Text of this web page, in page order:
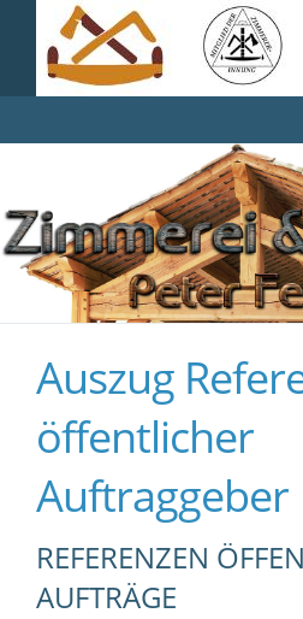
Auszug
öffentlicher
Auftraggeber
REFERENZEN
AUFTRÄGE